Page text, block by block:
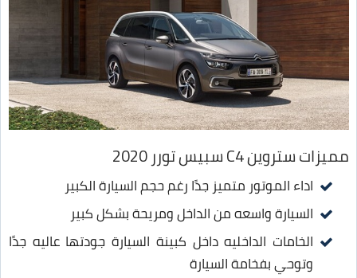
مميزات ستروين C4 سبيس تورر 2020
اداء الموتور متميز جدًا رغم حجم السيارة الكبير
السيارة واسعه من الداخل ومريحة بشكل كبير
الخامات الداخليه داخل كبينة السيارة جودتها عاليه جدًا
وتوحي بفخامة السيارة